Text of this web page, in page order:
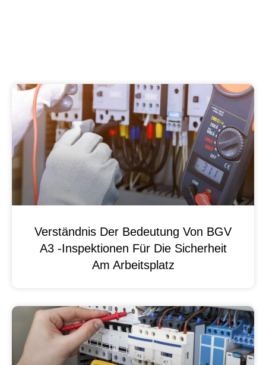
Verständnis Der Bedeutung Von BGV
A3 -Inspektionen Für Die Sicherheit
Am Arbeitsplatz